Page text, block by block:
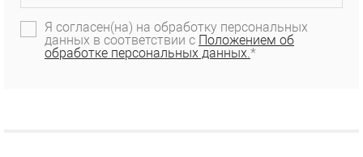
Я согласен(на) на обработку персональных
данных в соответствии с Положением об
обработке персональных данных.*